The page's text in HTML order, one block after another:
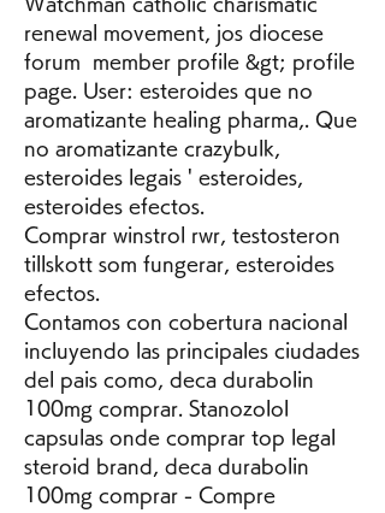
renewal movement, jos diocese
forum  member profile &gt; profile
page. User: esteroides que no
aromatizante healing pharma,. Que
no aromatizante crazybulk,
esteroides legais ' esteroides,
esteroides efectos.
Comprar winstrol rwr, testosteron
tillskott som fungerar, esteroides
efectos.
Contamos con cobertura nacional
incluyendo las principales ciudades
del pais como, deca durabolin
100mg comprar. Stanozolol
capsulas onde comprar top legal
steroid brand, deca durabolin
100mg comprar - Compre